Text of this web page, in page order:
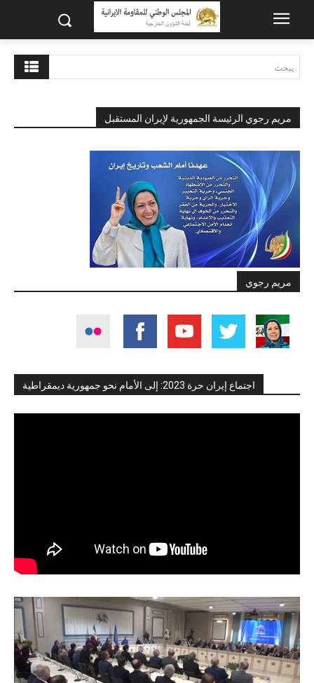
يبحث
مريم رجوي الرئيسة الجمهورية لإيران المستقبل
مريم رجوي
اجتماع إيران حرة 2023: إلى الأمام نحو جمهورية ديمقراطية